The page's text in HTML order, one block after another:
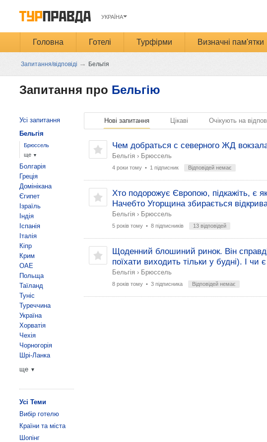
УКРАЇНА
Головна Готелі Турфірми Визначні пам'ятки
Запитання/відповіді → Бельгія
Запитання про Бельгію
Нові запитання Цікаві Очікують на
Чем добраться с северного ЖД
Бельгія › Брюссель
4 роки тому• 1 підписник Відповідей немає
Хто подорожує Європою, підкажіть, є
Начебто Угорщина збирається
Бельгія › Брюссель
5 років тому• 8 підписників 13 відповідей
Щоденний блошиний ринок. Він
поїхати виходить тільки у будні). І чи
Бельгія › Брюссель
8 років тому• 3 підписника Відповідей немає
Усі запитання
Бельгія
Брюссель
ще ▼
Болгарія
Греція
Домінікана
Єгипет
Ізраїль
Індія
Іспанія
Італія
Кіпр
Крим
ОАЕ
Польща
Таїланд
Туніс
Туреччина
Україна
Хорватія
Чехія
Чорногорія
Шрі-Ланка
ще ▼
Усі Теми
Вибір готелю
Країни та міста
Шопінг